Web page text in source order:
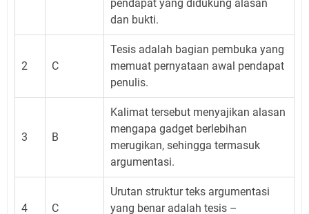
pendapat yang didukung alasan
dan bukti.
2 C
Tesis adalah bagian pembuka yang
memuat pernyataan awal pendapat
penulis.
3 B
Kalimat tersebut menyajikan alasan
mengapa gadget berlebihan
merugikan, sehingga termasuk
argumentasi.
4 C
Urutan struktur teks argumentasi
yang benar adalah tesis –